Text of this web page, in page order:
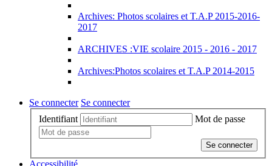
Archives: Photos scolaires et T.A.P 2015-2016-
2017
ARCHIVES :VIE scolaire 2015 - 2016 - 2017
Archives:Photos scolaires et T.A.P 2014-2015
Se connecter Se connecter
Identifiant
Mot de passe
Se connecter
Accessibilité